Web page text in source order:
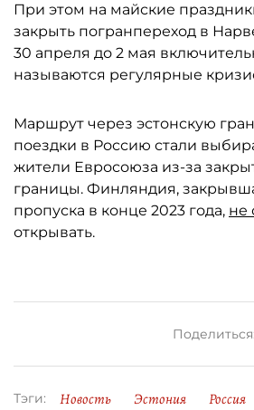
При этом на майские
закрыть погранпереход в
30 апреля до 2 мая
называются регулярные
Маршрут через эстонскую
поездки в Россию стали
жители Евросоюза из-за
границы. Финляндия,
пропуска в конце 2023 года, не
открывать.
Поделиться:
Тэги: Новость Эстония Россия